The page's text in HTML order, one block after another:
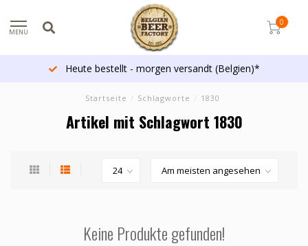
MENU
0
Heute bestellt - morgen versandt (Belgien)*
Startseite / Schlagworte / 1830
Artikel mit Schlagwort 1830
Keine Produkte gefunden!